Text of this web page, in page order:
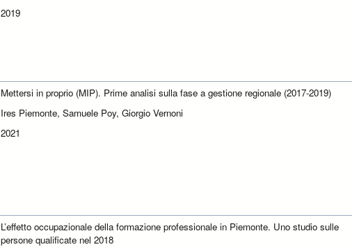
2019
Mettersi in proprio (MIP). Prime analisi sulla fase a gestione regionale (2017-2019)
Ires Piemonte, Samuele Poy, Giorgio Vernoni
2021
L’effetto occupazionale della formazione professionale in Piemonte. Uno studio sulle
persone qualificate nel 2018